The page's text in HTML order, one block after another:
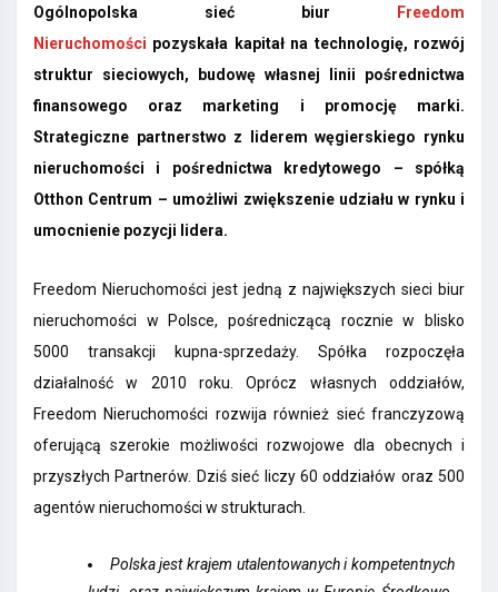
Ogólnopolska sieć biur
Freedom
Nieruchomości pozyskała kapitał na technologię, rozwój
struktur sieciowych, budowę własnej linii pośrednictwa
finansowego oraz marketing i promocję marki.
Strategiczne partnerstwo z liderem węgierskiego rynku
nieruchomości i pośrednictwa kredytowego – spółką
Otthon Centrum – umożliwi zwiększenie udziału w rynku i
umocnienie pozycji lidera.
Freedom Nieruchomości jest jedną z największych sieci biur
nieruchomości w Polsce, pośredniczącą rocznie w blisko
5000 transakcji kupna-sprzedaży. Spółka rozpoczęła
działalność w 2010 roku. Oprócz własnych oddziałów,
Freedom Nieruchomości rozwija również sieć franczyzową
oferującą szerokie możliwości rozwojowe dla obecnych i
przyszłych Partnerów. Dziś sieć liczy 60 oddziałów oraz 500
agentów nieruchomości w strukturach.
Polska jest krajem utalentowanych i kompetentnych